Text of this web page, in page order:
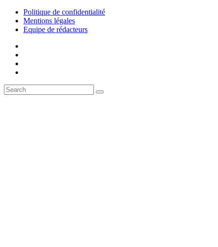
Politique de confidentialité
Mentions légales
Equipe de rédacteurs